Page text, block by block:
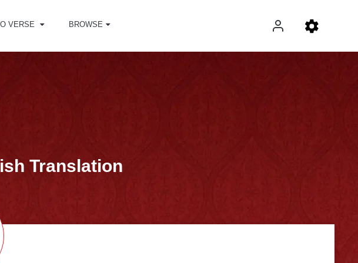
VERSE BROWSE
Translation